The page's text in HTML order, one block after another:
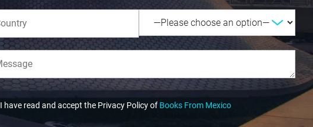
I have read and accept the Privacy Policy of Books From Mexico